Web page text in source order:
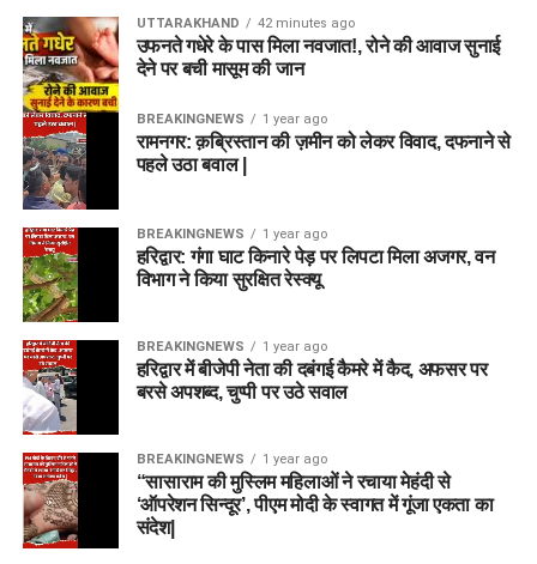
UTTARAKHAND 42 minutes ago
उफनते गधेरे के पास मिला नवजात!, रोने की आवाज सुनाई
देने पर बची मासूम की जान
BREAKINGNEWS 1 year ago
रामनगर: क़ब्रिस्तान की ज़मीन को लेकर विवाद, दफनाने से
पहले उठा बवाल |
BREAKINGNEWS 1 year ago
हरिद्वार: गंगा घाट किनारे पेड़ पर लिपटा मिला अजगर, वन
विभाग ने किया सुरक्षित रेस्क्यू
BREAKINGNEWS 1 year ago
हरिद्वार में बीजेपी नेता की दबंगई कैमरे में कैद, अफसर पर
बरसे अपशब्द, चुप्पी पर उठे सवाल
BREAKINGNEWS 1 year ago
“सासाराम की मुस्लिम महिलाओं ने रचाया मेहंदी से
‘ऑपरेशन सिन्दूर’, पीएम मोदी के स्वागत में गूंजा एकता का
संदेश|